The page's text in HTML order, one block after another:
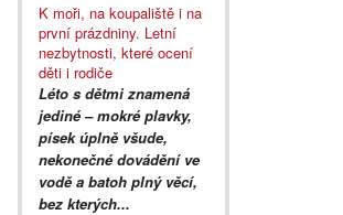
K moři, na koupaliště i na
první prázdniny. Letní
nezbytnosti, které ocení
děti i rodiče
Léto s dětmi znamená
jediné – mokré plavky,
písek úplně všude,
nekonečné dovádění ve
vodě a batoh plný věcí,
bez kterých...